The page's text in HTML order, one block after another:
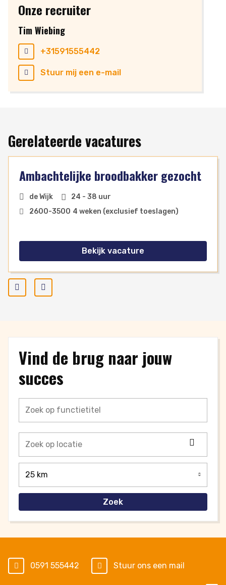
Onze recruiter
Tim Wiebing
+31591555442
Stuur mij een e-mail
Gerelateerde vacatures
Ambachtelijke broodbakker gezocht
de Wijk
24 - 38 uur
2600-3500 4 weken (exclusief toeslagen)
Bekijk vacature
Prev
Vind de brug naar jouw
succes
25 km
Zoek
0591 555442 Stuur ons een mail